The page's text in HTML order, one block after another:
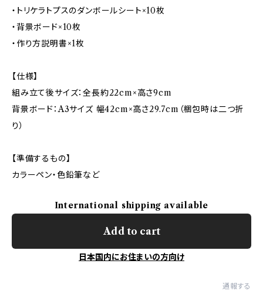
・トリケラトプスのダンボールシート×10枚
・背景ボード×10枚
・作り方説明書×1枚
【仕様】
組み立て後サイズ：全長約22cm×高さ9cm
背景ボード：A3サイズ 幅42cm×高さ29.7cm（梱包時は二つ折
り）
【準備するもの】
カラーペン・色鉛筆など
International shipping available
Add to cart
日本国内にお住まいの方向け
通報する